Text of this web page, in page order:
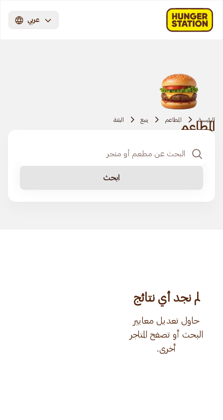
عربي
الرئيسية المطاعم ينبع البثنة
المطاعم
ابحث
لم نجد أي نتائج
حاول تعديل معايير
البحث أو تصفح المتاجر
أخرى.